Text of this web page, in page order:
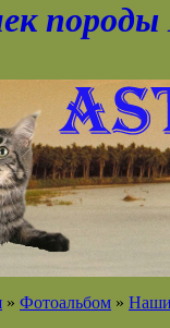
породы
» Фотоальбом » Наши